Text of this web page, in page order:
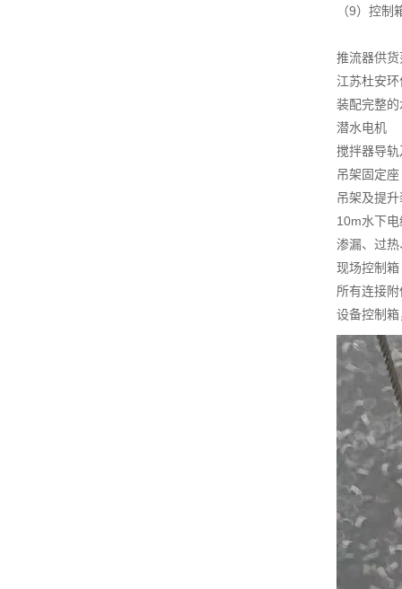
（9）控
推流器供货
江苏杜安
装配完整
潜水电机
搅拌器导
吊架固定座
吊架及提
10m水下
渗漏、过
现场控制
所有连接
设备控制